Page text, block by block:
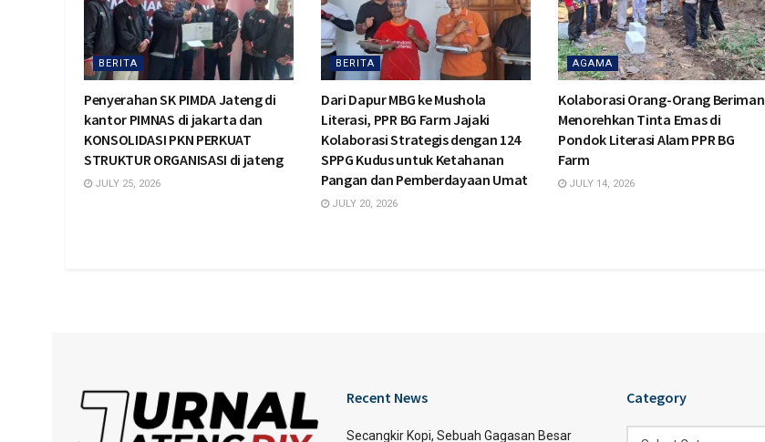
BERITA
Penyerahan SK PIMDA Jateng di
kantor PIMNAS di jakarta dan
KONSOLIDASI PKN PERKUAT
STRUKTUR ORGANISASI di jateng
JULY 25, 2026
BERITA
Dari Dapur MBG ke Mushola
Literasi, PPR BG Farm Jajaki
Kolaborasi Strategis dengan 124
SPPG Kudus untuk Ketahanan
Pangan dan Pemberdayaan Umat
JULY 20, 2026
AGAMA
Kolaborasi Orang-Orang Beriman
Menorehkan Tinta Emas di
Pondok Literasi Alam PPR BG
Farm
JULY 14, 2026
Recent News
Secangkir Kopi, Sebuah Gagasan Besar
Category